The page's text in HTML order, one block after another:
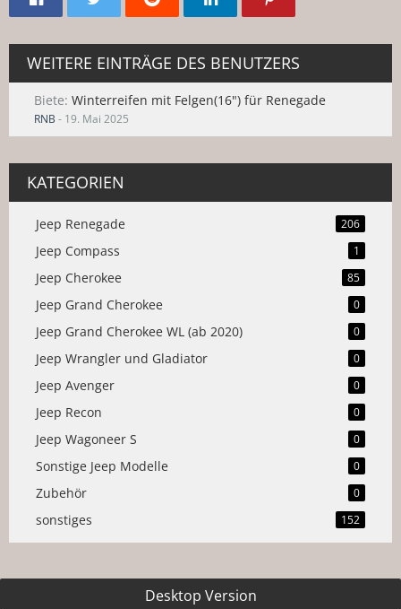
WEITERE EINTRÄGE DES BENUTZERS
Biete Winterreifen mit Felgen(16") für Renegade
RNB - 19. Mai 2025
KATEGORIEN
Jeep Renegade 206
Jeep Compass 1
Jeep Cherokee 85
Jeep Grand Cherokee 0
Jeep Grand Cherokee WL (ab 2020) 0
Jeep Wrangler und Gladiator 0
Jeep Avenger 0
Jeep Recon 0
Jeep Wagoneer S 0
Sonstige Jeep Modelle 0
Zubehör 0
sonstiges 152
Desktop Version